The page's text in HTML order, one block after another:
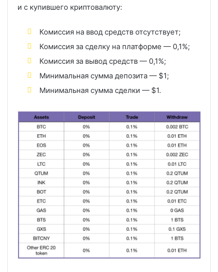
и с купившего криптовалюту:
Комиссия на ввод средств отсутствует;
Комиссия за сделку на платформе — 0,1%;
Комиссия за вывод средств — 0,1%;
Минимальная сумма депозита — $1;
Минимальная сумма сделки — $1.